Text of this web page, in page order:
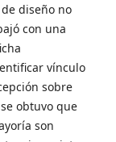
diseño no
con una
vínculo
sobre
obtuvo que
son